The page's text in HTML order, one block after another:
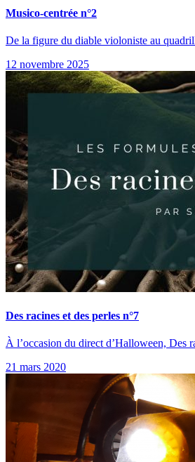
Musico-centrée n°2
De la figure du diable violoniste au
12 novembre 2025
Des racines et des perles n°7
À l’occasion du direct d’Halloween, Des
21 mars 2020